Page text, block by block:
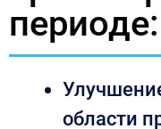
периоде:
области